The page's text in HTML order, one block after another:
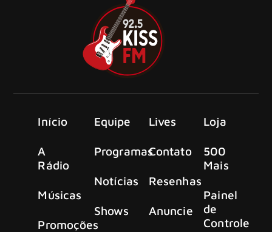
Início
A
Rádio
Músicas
Promoções
Equipe
Programas
Notícias
Shows
Lives
Contato
Resenhas
Anuncie
Loja
500
Mais
Painel
de
Controle